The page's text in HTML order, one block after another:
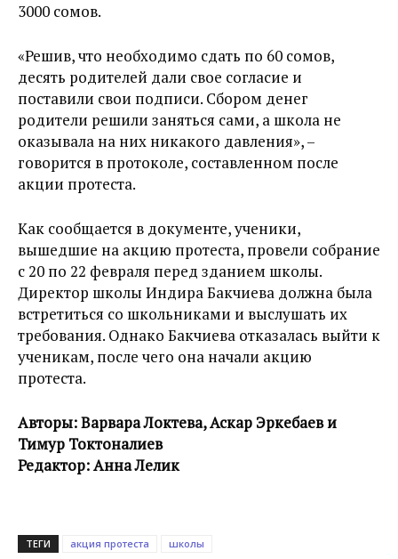
3000 сомов.
«Решив, что необходимо сдать по 60 сомов,
десять родителей дали свое согласие и
поставили свои подписи. Сбором денег
родители решили заняться сами, а школа не
оказывала на них никакого давления», –
говорится в протоколе, составленном после
акции протеста.
Как сообщается в документе, ученики,
вышедшие на акцию протеста, провели собрание
с 20 по 22 февраля перед зданием школы.
Директор школы Индира Бакчиева должна была
встретиться со школьниками и выслушать их
требования. Однако Бакчиева отказалась выйти к
ученикам, после чего она начали акцию
протеста.
Авторы: Варвара Локтева, Аскар Эркебаев и
Тимур Токтоналиев
Редактор: Анна Лелик
ТЕГИ акция протеста школы